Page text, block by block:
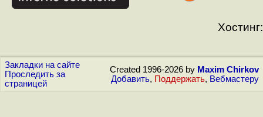
Хостинг:
Закладки на сайте
Проследить за
страницей
Created 1996-2026 by Maxim Chirkov
Добавить, Поддержать, Вебмастеру